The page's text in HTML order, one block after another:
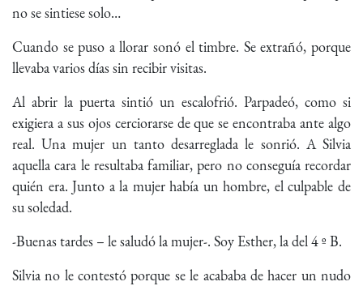
no se sintiese solo…
Cuando se puso a llorar sonó el timbre. Se extrañó, porque
llevaba varios días sin recibir visitas.
Al abrir la puerta sintió un escalofrió. Parpadeó, como si
exigiera a sus ojos cerciorarse de que se encontraba ante algo
real. Una mujer un tanto desarreglada le sonrió. A Silvia
aquella cara le resultaba familiar, pero no conseguía recordar
quién era. Junto a la mujer había un hombre, el culpable de
su soledad.
-Buenas tardes – le saludó la mujer-. Soy Esther, la del 4 º B.
Silvia no le contestó porque se le acababa de hacer un nudo